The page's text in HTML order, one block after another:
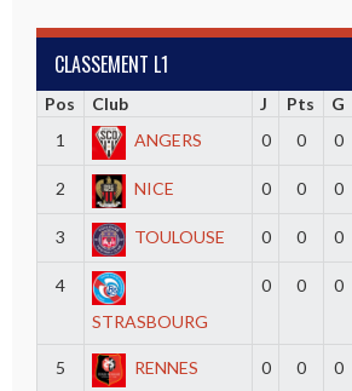
CLASSEMENT L1
Pos Club J Pts G
1
ANGERS 0 0 0
2 NICE 0 0 0
3 TOULOUSE 0 0 0
4
STRASBOURG
0 0 0
5 RENNES 0 0 0